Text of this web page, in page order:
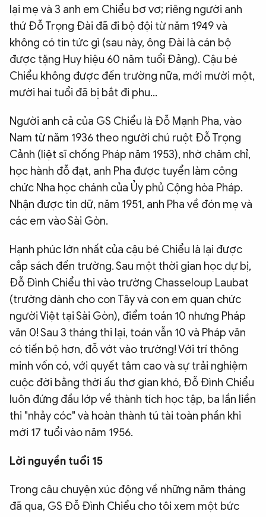
lại mẹ và 3 anh em Chiểu bơ vơ; riêng người anh
thứ Đỗ Trọng Đài đã đi bộ đội từ năm 1949 và
không có tin tức gì (sau này, ông Đài là cán bộ
được tặng Huy hiệu 60 năm tuổi Đảng). Cậu bé
Chiểu không được đến trường nữa, mới mười một,
mười hai tuổi đã bị bắt đi phu...
Người anh cả của GS Chiểu là Đỗ Mạnh Pha, vào
Nam từ năm 1936 theo người chú ruột Đỗ Trọng
Cảnh (liệt sĩ chống Pháp năm 1953), nhờ chăm chỉ,
học hành đỗ đạt, anh Pha được tuyển làm công
chức Nha học chánh của Ủy phủ Cộng hòa Pháp.
Nhận được tin dữ, năm 1951, anh Pha về đón mẹ và
các em vào Sài Gòn.
Hạnh phúc lớn nhất của cậu bé Chiểu là lại được
cắp sách đến trường. Sau một thời gian học dự bị,
Đỗ Đình Chiểu thi vào trường Chasseloup Laubat
(trường dành cho con Tây và con em quan chức
người Việt tại Sài Gòn), điểm toán 10 nhưng Pháp
văn 0! Sau 3 tháng thi lại, toán vẫn 10 và Pháp văn
có tiến bộ hơn, đỗ vớt vào trường! Với trí thông
minh vốn có, với quyết tâm cao và sự trải nghiệm
cuộc đời bằng thời ấu thơ gian khó, Đỗ Đình Chiểu
luôn đứng đầu lớp về thành tích học tập, ba lần liền
thi "nhảy cóc" và hoàn thành tú tài toàn phần khi
mới 17 tuổi vào năm 1956.
Lời nguyền tuổi 15
Trong câu chuyện xúc động về những năm tháng
đã qua, GS Đỗ Đình Chiểu cho tôi xem một bức